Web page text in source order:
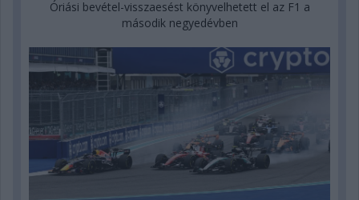
Óriási bevétel-visszaesést könyvelhetett el az F1 a
második negyedévben